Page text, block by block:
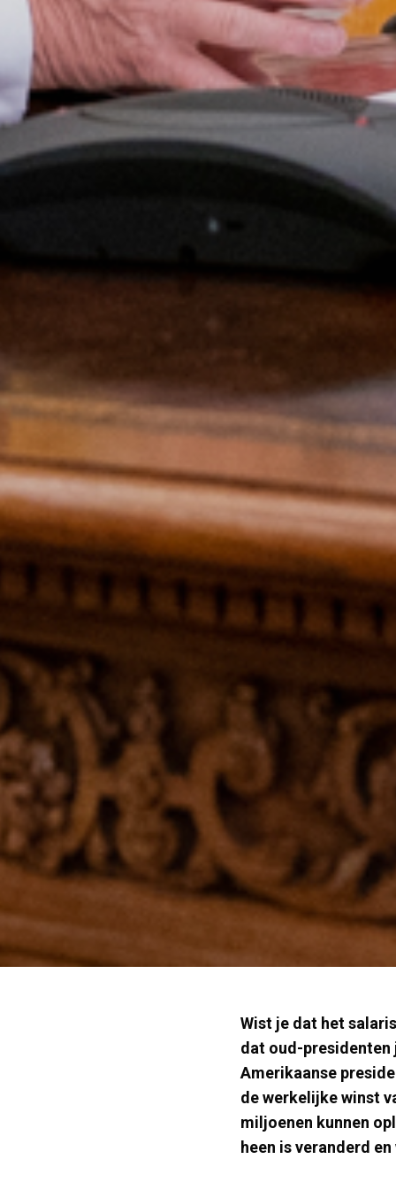
Wist je dat het
dat oud-presidenten
Amerikaanse
de werkelijke winst
miljoenen kunnen
heen is veranderd